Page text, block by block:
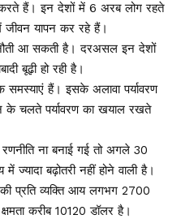
करते हैं। इन देशों में 6 अरब लोग रहते
जीवन यापन कर रहे हैं।
आ सकती है। दरअसल इन देशों
बूढ़ी हो रही है।
समस्याएं हैं। इसके अलावा पर्यावरण
के चलते पर्यावरण का खयाल रखते
ना बनाई गई तो अगले 30
ज्यादा बढ़ोतरी नहीं होने वाली है।
प्रति व्यक्ति आय लगभग 2700
करीब 10120 डॉलर है।